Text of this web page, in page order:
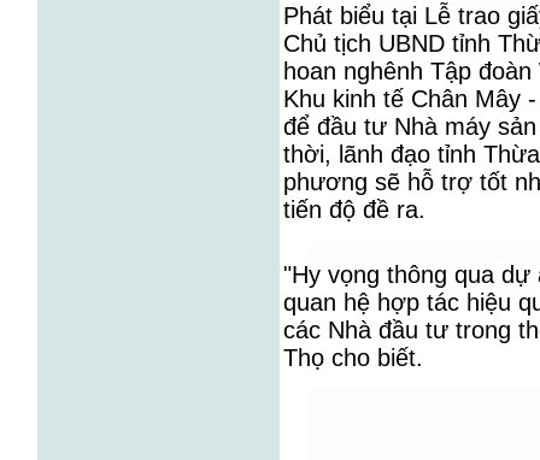
Phát biểu tại Lễ trao
Chủ tịch UBND tỉnh
hoan nghênh Tập
Khu kinh tế Chân Mây
để đầu tư Nhà máy
thời, lãnh đạo tỉnh
phương sẽ hỗ trợ tốt
tiến độ đề ra.
"Hy vọng thông qua
quan hệ hợp tác hiệu
các Nhà đầu tư trong
Thọ cho biết.